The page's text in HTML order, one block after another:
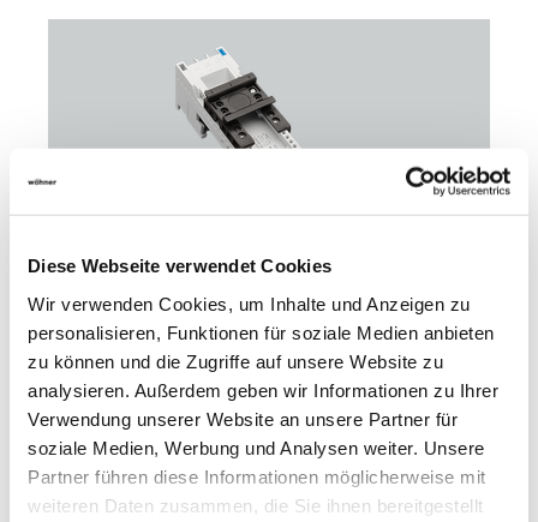
Diese Webseite verwendet Cookies
Wir verwenden Cookies, um Inhalte und Anzeigen zu
personalisieren, Funktionen für soziale Medien anbieten
zu können und die Zugriffe auf unsere Website zu
analysieren. Außerdem geben wir Informationen zu Ihrer
Verwendung unserer Website an unsere Partner für
soziale Medien, Werbung und Analysen weiter. Unsere
Partner führen diese Informationen möglicherweise mit
weiteren Daten zusammen, die Sie ihnen bereitgestellt
32436000
EQUES 60Classic
Sammelschienenadapter 25 A
2 verschiebbare Tragschienen